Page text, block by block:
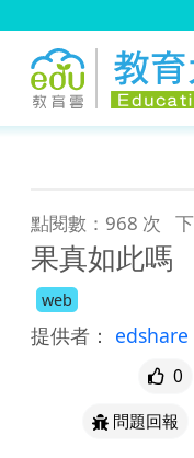
點閱數：968 次
果真如此嗎
web
提供者： edshare
0
問題回報